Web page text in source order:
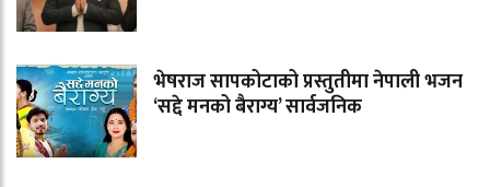
भेषराज सापकोटाको प्रस्तुतीमा नेपाली भजन
‘सद्दे मनको बैराग्य’ सार्वजनिक